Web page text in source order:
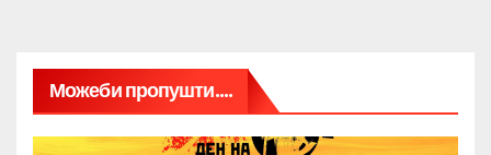
Можеби пропушти....